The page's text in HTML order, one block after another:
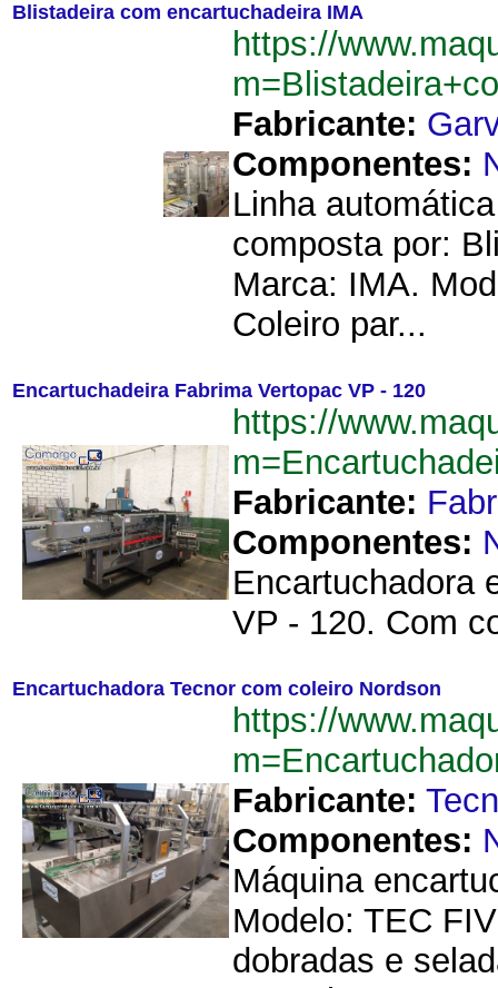
Blistadeira com encartuchadeira IMA
https://
Fabricante:
Componentes:
Linha
composta por:
Marca: IMA.
Coleiro par...
Encartuchadeira Fabrima Vertopac VP - 120
https://
Fabricante:
Componentes:
Encartuchadora
VP - 120. Com
Encartuchadora Tecnor com coleiro Nordson
https://
Fabricante:
Componentes:
Máquina
Modelo: TEC
dobradas e